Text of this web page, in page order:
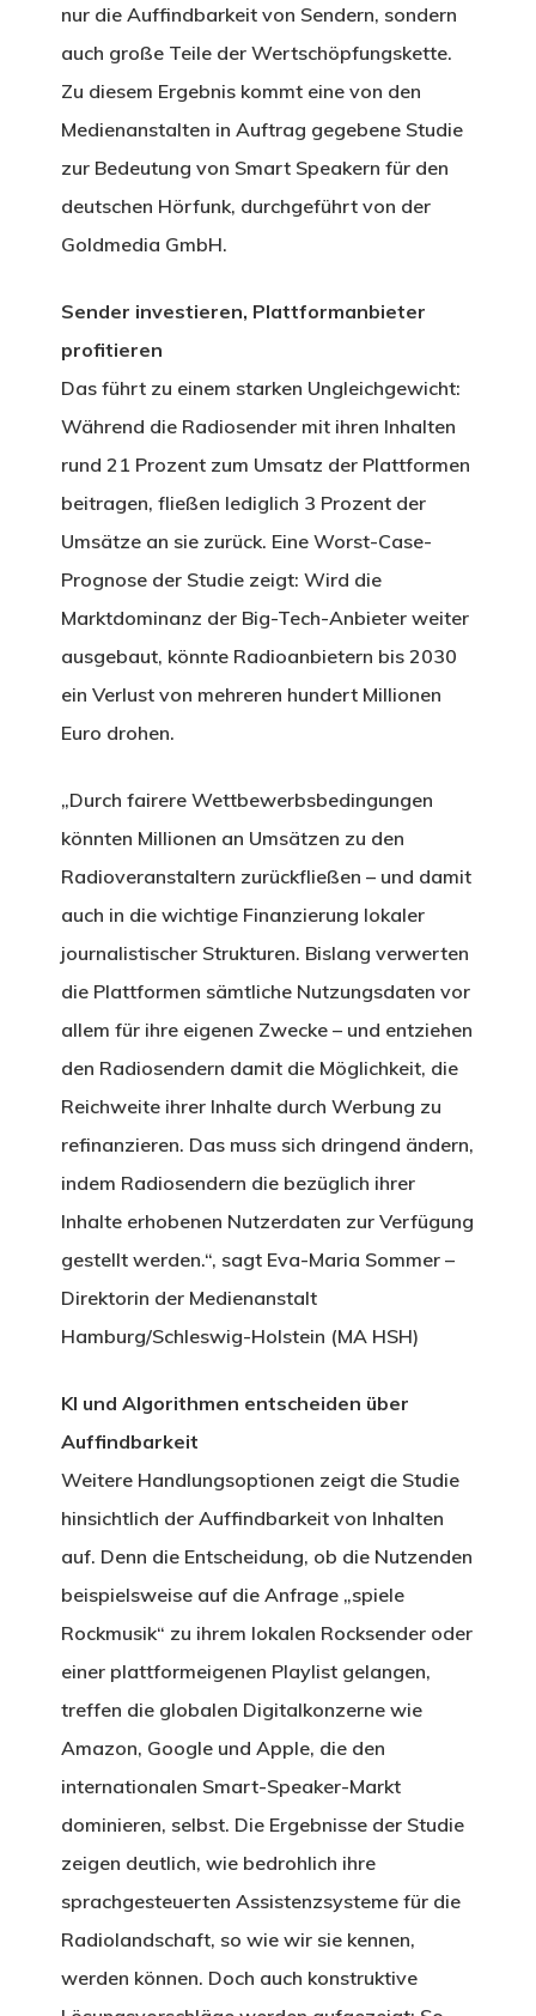
nur die Auffindbarkeit von Sendern, sondern
auch große Teile der Wertschöpfungskette.
Zu diesem Ergebnis kommt eine von den
Medienanstalten in Auftrag gegebene Studie
zur Bedeutung von Smart Speakern für den
deutschen Hörfunk, durchgeführt von der
Goldmedia GmbH.
Sender investieren, Plattformanbieter
profitieren
Das führt zu einem starken Ungleichgewicht:
Während die Radiosender mit ihren Inhalten
rund 21 Prozent zum Umsatz der Plattformen
beitragen, fließen lediglich 3 Prozent der
Umsätze an sie zurück. Eine Worst-Case-
Prognose der Studie zeigt: Wird die
Marktdominanz der Big-Tech-Anbieter weiter
ausgebaut, könnte Radioanbietern bis 2030
ein Verlust von mehreren hundert Millionen
Euro drohen.
„Durch fairere Wettbewerbsbedingungen
könnten Millionen an Umsätzen zu den
Radioveranstaltern zurückfließen – und damit
auch in die wichtige Finanzierung lokaler
journalistischer Strukturen. Bislang verwerten
die Plattformen sämtliche Nutzungsdaten vor
allem für ihre eigenen Zwecke – und entziehen
den Radiosendern damit die Möglichkeit, die
Reichweite ihrer Inhalte durch Werbung zu
refinanzieren. Das muss sich dringend ändern,
indem Radiosendern die bezüglich ihrer
Inhalte erhobenen Nutzerdaten zur Verfügung
gestellt werden.“, sagt Eva-Maria Sommer –
Direktorin der Medienanstalt
Hamburg/Schleswig-Holstein (MA HSH)
KI und Algorithmen entscheiden über
Auffindbarkeit
Weitere Handlungsoptionen zeigt die Studie
hinsichtlich der Auffindbarkeit von Inhalten
auf. Denn die Entscheidung, ob die Nutzenden
beispielsweise auf die Anfrage „spiele
Rockmusik“ zu ihrem lokalen Rocksender oder
einer plattformeigenen Playlist gelangen,
treffen die globalen Digitalkonzerne wie
Amazon, Google und Apple, die den
internationalen Smart-Speaker-Markt
dominieren, selbst. Die Ergebnisse der Studie
zeigen deutlich, wie bedrohlich ihre
sprachgesteuerten Assistenzsysteme für die
Radiolandschaft, so wie wir sie kennen,
werden können. Doch auch konstruktive